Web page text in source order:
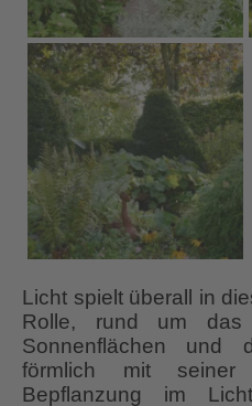
Licht spielt überall in
Rolle, rund um
Sonnenflächen und
förmlich mit seiner
Bepflanzung im